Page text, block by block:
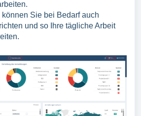
können Sie bei Bedarf auch
und so Ihre tägliche Arbeit